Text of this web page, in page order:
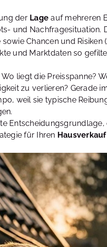
der Lage auf mehreren
und Nachfragesituation.
Chancen und Risiken
und Marktdaten so
liegt die Preisspanne?
zu verlieren? Gerade
weil sie typische
Entscheidungsgrundlage,
für Ihren